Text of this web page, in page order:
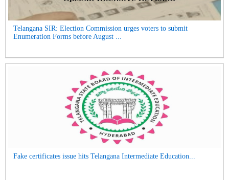
Telangana SIR: Election Commission urges voters to submit
Enumeration Forms before August ...
Fake certificates issue hits Telangana Intermediate Education...